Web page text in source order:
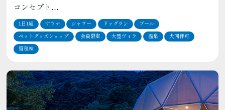
コンセプト…
1日1組 サウナ シャワー ドッグラン プール
ペットグッズショップ 会員限定 大型ヴィラ 温泉 犬同伴可
管理棟